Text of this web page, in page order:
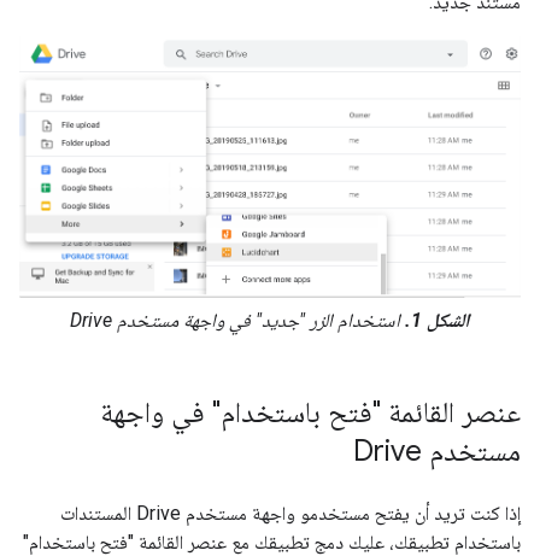
الشكل 1. استخدام الزر "جديد" في واجهة مستخدم Drive
عنصر القائمة "فتح باستخدام" في واجهة
مستخدم Drive
إذا كنت تريد أن يفتح مستخدمو واجهة مستخدم Drive المستندات
باستخدام تطبيقك، عليك دمج تطبيقك مع عنصر القائمة "فتح باستخدام"